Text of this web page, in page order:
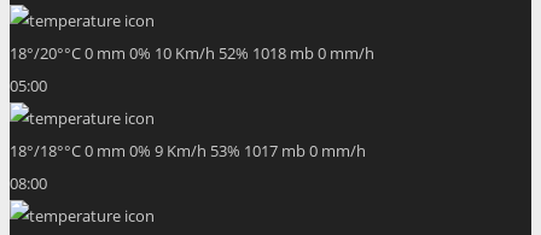
18°/20°°C0 mm 0% 10 Km/h 52% 1018 mb0 mm/h
05:00
18°/18°°C0 mm 0% 9 Km/h 53% 1017 mb0 mm/h
08:00